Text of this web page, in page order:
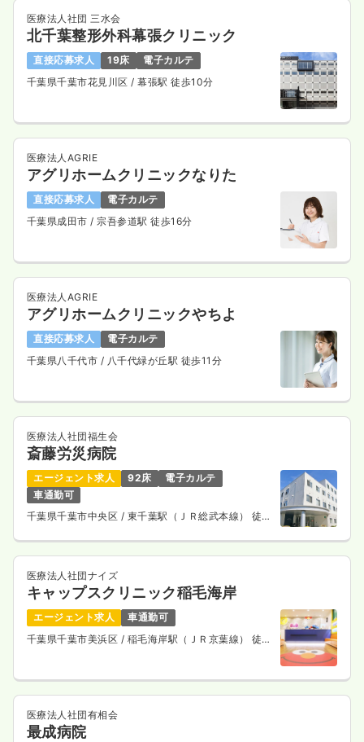
医療法人社団 三水会
北千葉整形外科幕張クリニック
直接応募求人 19床
電子カルテ
千葉県千葉市花見川区 / 幕張駅 徒歩10分
医療法人AGRIE
アグリホームクリニックなりた
直接応募求人
電子カルテ
千葉県成田市 / 宗吾参道駅 徒歩16分
医療法人AGRIE
アグリホームクリニックやちよ
直接応募求人
電子カルテ
千葉県八千代市 / 八千代緑が丘駅 徒歩11分
医療法人社団福生会
斎藤労災病院
エージェント求人 92床
電子カルテ
車通勤可
千葉県千葉市中央区 / 東千葉駅（ＪＲ総武本線） 徒歩
医療法人社団ナイズ
キャップスクリニック稲毛海岸
エージェント求人
車通勤可
千葉県千葉市美浜区 / 稲毛海岸駅（ＪＲ京葉線） 徒歩
医療法人社団有相会
最成病院